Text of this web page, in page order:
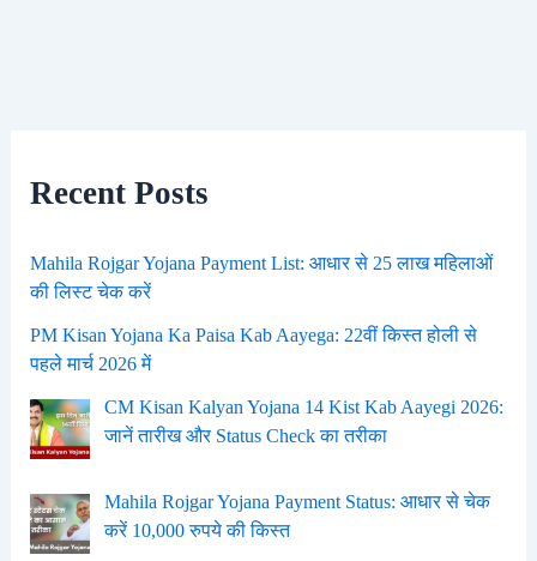
Recent Posts
Mahila Rojgar Yojana Payment List: आधार से 25 लाख महिलाओं
की लिस्ट चेक करें
PM Kisan Yojana Ka Paisa Kab Aayega: 22वीं किस्त होली से
पहले मार्च 2026 में
CM Kisan Kalyan Yojana 14 Kist Kab Aayegi 2026:
जानें तारीख और Status Check का तरीका
Mahila Rojgar Yojana Payment Status: आधार से चेक
करें 10,000 रुपये की किस्त